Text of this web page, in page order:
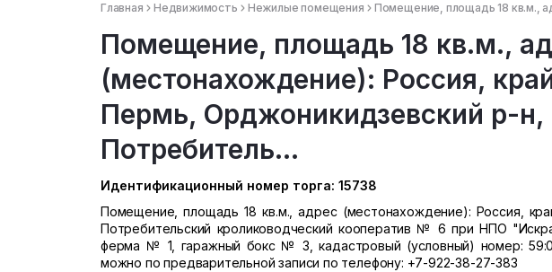
Главная Недвижимость Нежилые помещения Помещение, площадь 18 кв.м.,
Помещение, площадь 18 кв.м.,
(местонахождение): Россия,
Пермь, Орджоникидзевский р-н,
Потребитель...
Идентификационный номер торга: 15738
Помещение, площадь 18 кв.м., адрес (местонахождение): Россия,
Потребительский кролиководческий кооператив № 6 при НПО
ферма № 1, гаражный бокс № 3, кадастровый (условный) номер:
можно по предварительной записи по телефону: +7-922-38-27-383